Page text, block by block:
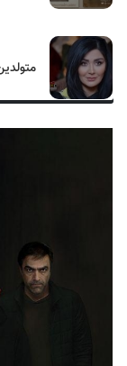
متولدین ۲۴ اسفند سینما ، تئاتر و موسیقی؛